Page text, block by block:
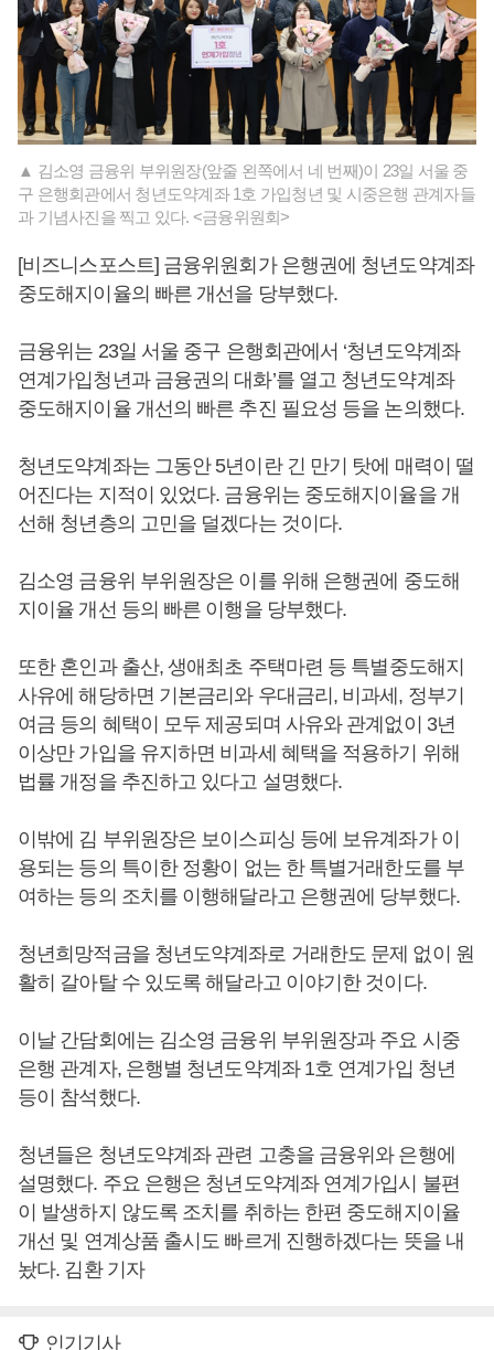
▲ 김소영 금융위 부위원장(앞줄 왼쪽에서 네 번째)이 23일 서울 중
구 은행회관에서 청년도약계좌 1호 가입청년 및 시중은행 관계자들
과 기념사진을 찍고 있다. <금융위원회>
[비즈니스포스트] 금융위원회가 은행권에 청년도약계좌
중도해지이율의 빠른 개선을 당부했다.
금융위는 23일 서울 중구 은행회관에서 ‘청년도약계좌
연계가입청년과 금융권의 대화’를 열고 청년도약계좌
중도해지이율 개선의 빠른 추진 필요성 등을 논의했다.
청년도약계좌는 그동안 5년이란 긴 만기 탓에 매력이 떨
어진다는 지적이 있었다. 금융위는 중도해지이율을 개
선해 청년층의 고민을 덜겠다는 것이다.
김소영 금융위 부위원장은 이를 위해 은행권에 중도해
지이율 개선 등의 빠른 이행을 당부했다.
또한 혼인과 출산, 생애최초 주택마련 등 특별중도해지
사유에 해당하면 기본금리와 우대금리, 비과세, 정부기
여금 등의 혜택이 모두 제공되며 사유와 관계없이 3년
이상만 가입을 유지하면 비과세 혜택을 적용하기 위해
법률 개정을 추진하고 있다고 설명했다.
이밖에 김 부위원장은 보이스피싱 등에 보유계좌가 이
용되는 등의 특이한 정황이 없는 한 특별거래한도를 부
여하는 등의 조치를 이행해달라고 은행권에 당부했다.
청년희망적금을 청년도약계좌로 거래한도 문제 없이 원
활히 갈아탈 수 있도록 해달라고 이야기한 것이다.
이날 간담회에는 김소영 금융위 부위원장과 주요 시중
은행 관계자, 은행별 청년도약계좌 1호 연계가입 청년
등이 참석했다.
청년들은 청년도약계좌 관련 고충을 금융위와 은행에
설명했다. 주요 은행은 청년도약계좌 연계가입시 불편
이 발생하지 않도록 조치를 취하는 한편 중도해지이율
개선 및 연계상품 출시도 빠르게 진행하겠다는 뜻을 내
놨다. 김환 기자
인기기사